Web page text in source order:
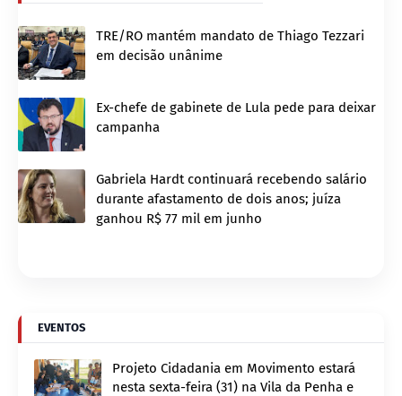
TRE/RO mantém mandato de Thiago Tezzari
em decisão unânime
Ex-chefe de gabinete de Lula pede para deixar
campanha
Gabriela Hardt continuará recebendo salário
durante afastamento de dois anos; juíza
ganhou R$ 77 mil em junho
EVENTOS
Projeto Cidadania em Movimento estará
nesta sexta-feira (31) na Vila da Penha e